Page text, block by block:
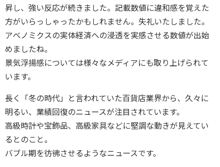
昇し、強い反応が続きました。記載数値に違和感を覚えた
方がいらっしゃったかもしれません。失礼いたしました。
アベノミクスの実体経済への浸透を実感させる数値が出始
めましたね。
景気浮揚感については様々なメディアにも取り上げられて
います。
長く「冬の時代」と言われていた百貨店業界から、久々に
明るい、業績回復のニュースが注目されています。
高級時計や宝飾品、高級家具などに堅調な動きが見えてい
るとのこと。
バブル期を彷彿させるようなニュースです。